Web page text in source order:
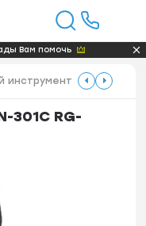
Вам помочь
инструмент
301C RG-